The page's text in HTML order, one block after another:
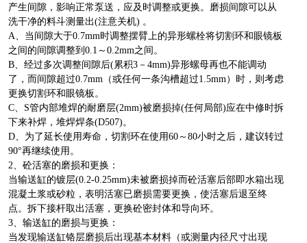
产生间隙，影响正常泵送，应及时调整或更换。磨损间隙可以从
洗干净的料斗测量出(注意关机) 。
A、当间隙大于0.7mm时调整摆臂上的异形螺栓将切割环和眼镜板
之间的间隙调整到0.1～0.2mm之间。
B、经过多次调整间隙后(累积3－4mm)异形螺母再也不能调动
了，而间隙超过0.7mm（或任何一条沟槽超过1.5mm）时，则考虑
更换切割环和眼镜板。
C、S管内部堆焊的耐磨层(2mm)被磨损掉(任何局部)应在中修时拆
下来补焊，堆焊焊条(D507)。
D、为了延长使用寿命，切割环在使用60～80小时之后，建议转过
90°再继续使用。
2、砼活塞的磨损和更换：
当输送缸的镀层(0.2-0.25mm)未被磨损掉而砼活塞后部即水箱出现
混凝土浆或砂粒，表明活塞已磨损需要更换，使活塞后退至终
点。拆下接杆取出活塞，更换砼密封体和导向环。
3、输送缸的磨损与更换：
当发现输送缸铬层磨损后出现基本材料（或测量内径尺寸出现